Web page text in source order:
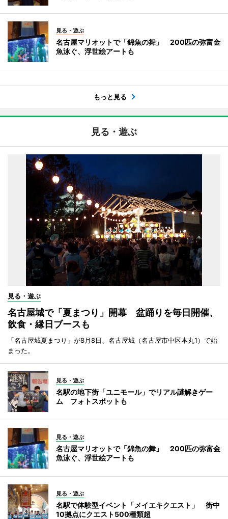
見る・遊ぶ
名古屋マリオットで「錦魚の舞」 200匹の弥富金
魚泳ぐ、浮世絵アートも
もっと見る
見る・遊ぶ
見る・遊ぶ
名古屋城で「夏まつり」開幕 盆踊りを毎日開催、
飲食・縁日ブースも
「名古屋城夏まつり」が8月8日、名古屋城（名古屋市中区本丸1）で始
まった。
見る・遊ぶ
名駅の地下街「ユニモール」でリアル謎解きゲー
ム フォトスポットも
見る・遊ぶ
名古屋マリオットで「錦魚の舞」 200匹の弥富金
魚泳ぐ、浮世絵アートも
見る・遊ぶ
名駅で体験型イベント「メイエキクエスト」 街中
10拠点にクエスト500種類超